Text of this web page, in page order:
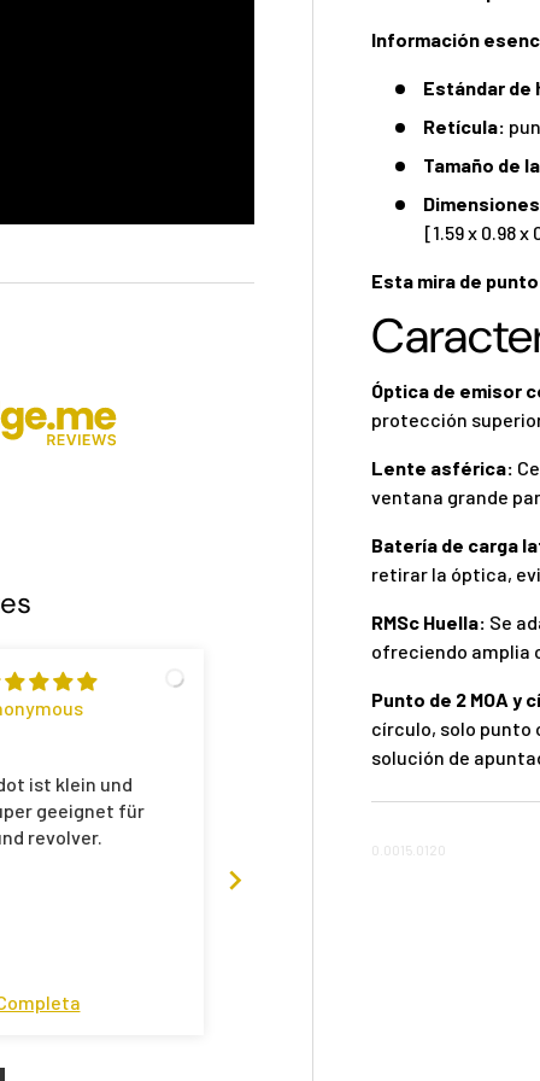
Información
Estándar de
Retícula:
Tamaño de
[1.59 x 0.98 x
Esta mira de
Óptica de emisor
protección
Lente asférica:
ventana grande
Batería de carga
retirar la óptica,
RMSc Huella: Se
ofreciendo amplia
Punto de 2 MOA y
círculo, solo punto
solución de
0.0015.0120
ist klein und
geeignet für
revolver.
Thomas Fritsche
bestens. Danke